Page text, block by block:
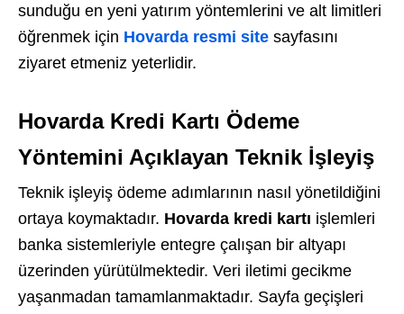
sunduğu en yeni yatırım yöntemlerini ve alt limitleri
öğrenmek için Hovarda resmi site sayfasını
ziyaret etmeniz yeterlidir.
Hovarda Kredi Kartı Ödeme
Yöntemini Açıklayan Teknik İşleyiş
Teknik işleyiş ödeme adımlarının nasıl yönetildiğini
ortaya koymaktadır. Hovarda kredi kartı işlemleri
banka sistemleriyle entegre çalışan bir altyapı
üzerinden yürütülmektedir. Veri iletimi gecikme
yaşanmadan tamamlanmaktadır. Sayfa geçişleri